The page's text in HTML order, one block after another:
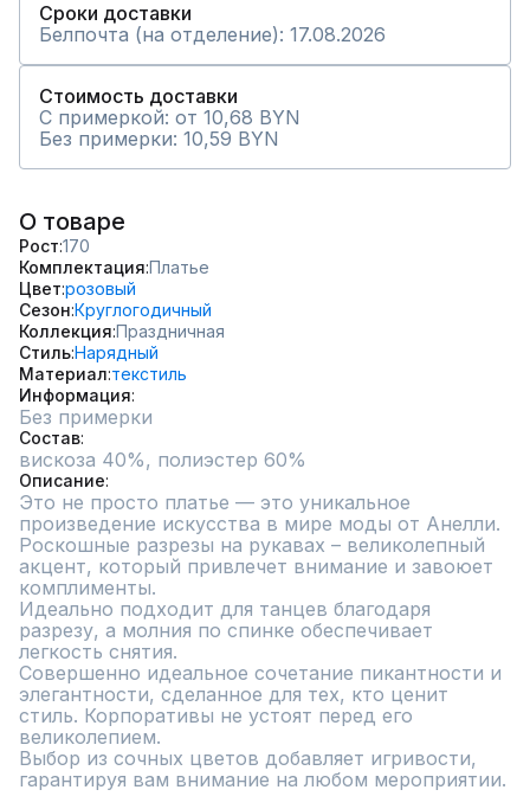
Сроки доставки
Белпочта (на отделение): 17.08.2026
Стоимость доставки
С примеркой: от 10,68 BYN
Без примерки: 10,59 BYN
О товаре
Рост 170
Комплектация Платье
Цвет розовый
Сезон Круглогодичный
Коллекция Праздничная
СтильНарядный
Материал текстиль
Информация
Без примерки
Состав
вискоза 40%, полиэстер 60%
Описание
Это не просто платье — это уникальное
произведение искусства в мире моды от Анелли.
Роскошные разрезы на рукавах – великолепный
акцент, который привлечет внимание и завоюет
комплименты.
Идеально подходит для танцев благодаря
разрезу, а молния по спинке обеспечивает
легкость снятия.
Совершенно идеальное сочетание пикантности и
элегантности, сделанное для тех, кто ценит
стиль. Корпоративы не устоят перед его
великолепием.
Выбор из сочных цветов добавляет игривости,
гарантируя вам внимание на любом мероприятии.